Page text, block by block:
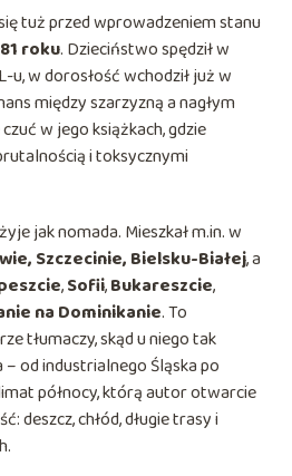
tuż przed wprowadzeniem stanu
roku. Dzieciństwo spędził w
u, w dorosłość wchodził już w
między szarzyzną a nagłym
w jego książkach, gdzie
i toksycznymi
jak nomada. Mieszkał m.in. w
Szczecinie, Bielsku-Białej, a
,Sofii,Bukareszcie,
na Dominikanie. To
tłumaczy, skąd u niego tak
od industrialnego Śląska po
północy, którą autor otwarcie
deszcz, chłód, długie trasy i